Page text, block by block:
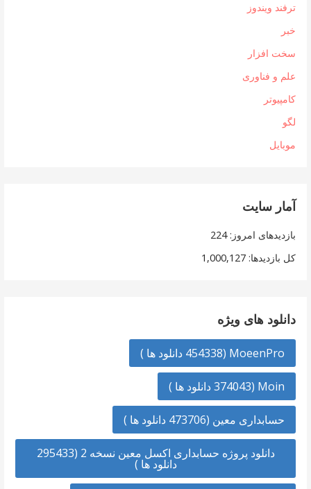
ترفند ویندوز
خبر
سخت افزار
علم و فناوری
کامپیوتر
لگو
موبایل
آمار سایت
بازدیدهای امروز:224
کل بازدیدها:1,000,127
دانلود های ویژه
MoeenPro (454338 دانلود ها )
Moin (374043 دانلود ها )
حسابداری معین (473706 دانلود ها )
دانلود پروژه حسابداری اکسل معین نسخه 2 (295433
دانلود ها )